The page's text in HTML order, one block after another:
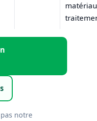
notre